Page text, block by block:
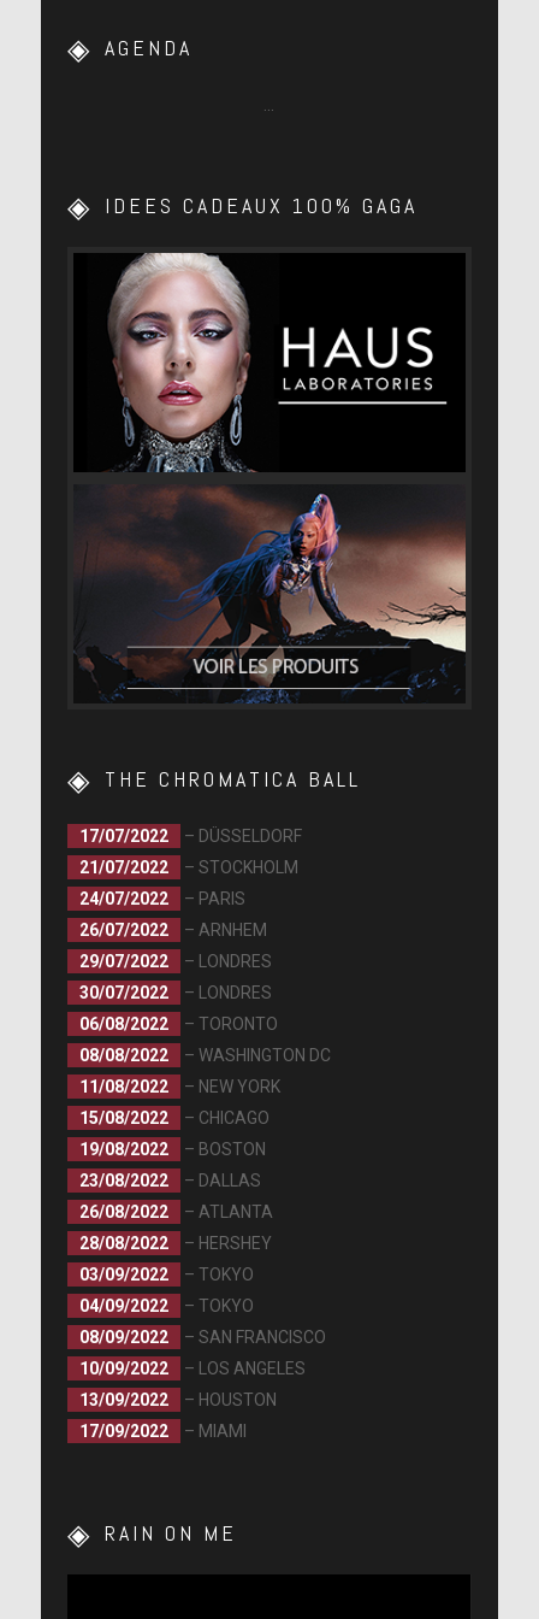
AGENDA
IDEES CADEAUX 100% GAGA
THE CHROMATICA BALL
17/07/2022
– DÜSSELDORF
21/07/2022
– STOCKHOLM
24/07/2022
– PARIS
26/07/2022
– ARNHEM
29/07/2022
– LONDRES
30/07/2022
– LONDRES
06/08/2022
– TORONTO
08/08/2022
– WASHINGTON DC
11/08/2022
– NEW YORK
15/08/2022
– CHICAGO
19/08/2022
– BOSTON
23/08/2022
– DALLAS
26/08/2022
– ATLANTA
28/08/2022
– HERSHEY
03/09/2022
– TOKYO
04/09/2022
– TOKYO
08/09/2022
– SAN FRANCISCO
10/09/2022
– LOS ANGELES
13/09/2022
– HOUSTON
17/09/2022
– MIAMI
RAIN ON ME